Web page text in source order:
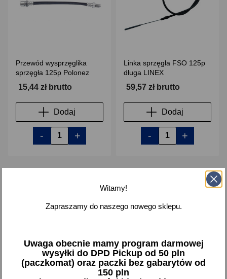
Przewód wysprzęglika
sprzęgła 125p Polonez
15,44 zł brutto
Dodaj
- +
Linka sprzęgła FSO 125p
długa LINEX
59,57 zł brutto
Dodaj
- +
favorite_border favorite_border
Witamy!
Zapraszamy do naszego nowego sklepu.
Uwaga obecnie mamy program darmowej
wysyłki do DPD Pickup od 50 pln
(paczkomat) oraz paczki bez gabarytów od
150 pln